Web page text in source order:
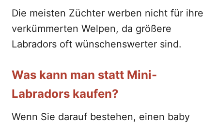
Die meisten Züchter werben nicht für ihre
verkümmerten Welpen, da größere
Labradors oft wünschenswerter sind.
Was kann man statt Mini-
Labradors kaufen?
Wenn Sie darauf bestehen, einen baby